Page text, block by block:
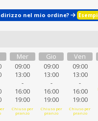
nel mio ordine?
Mer
09:00
13:00
-
16:00
19:00
Chiuso per
pranzo
Gio
09:00
13:00
-
16:00
19:00
Chiuso per
pranzo
Ven
09:00
13:00
-
16:00
19:00
Chiuso per
pranzo